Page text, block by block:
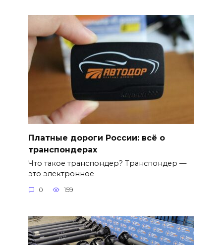
Платные дороги России: всё о
транспондерах
Что такое транспондер? Транспондер —
это электронное
0 159